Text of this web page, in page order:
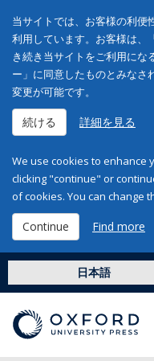
当サイトでは、お客様の利便
利用しています。お客様は、
き続き当サイトをご利用にな
ー」に同意したものとみなさ
変更が可能です。
続ける 詳細を見る
We use cookies to enhance
clicking "continue" or
of cookies. You can change
Continue Find more
日本語